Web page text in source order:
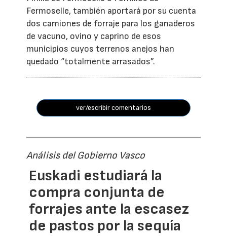
Fermoselle, también aportará por su cuenta
dos camiones de forraje para los ganaderos
de vacuno, ovino y caprino de esos
municipios cuyos terrenos anejos han
quedado “totalmente arrasados”.
ver/escribir comentarios
Análisis del Gobierno Vasco
Euskadi estudiará la
compra conjunta de
forrajes ante la escasez
de pastos por la sequía